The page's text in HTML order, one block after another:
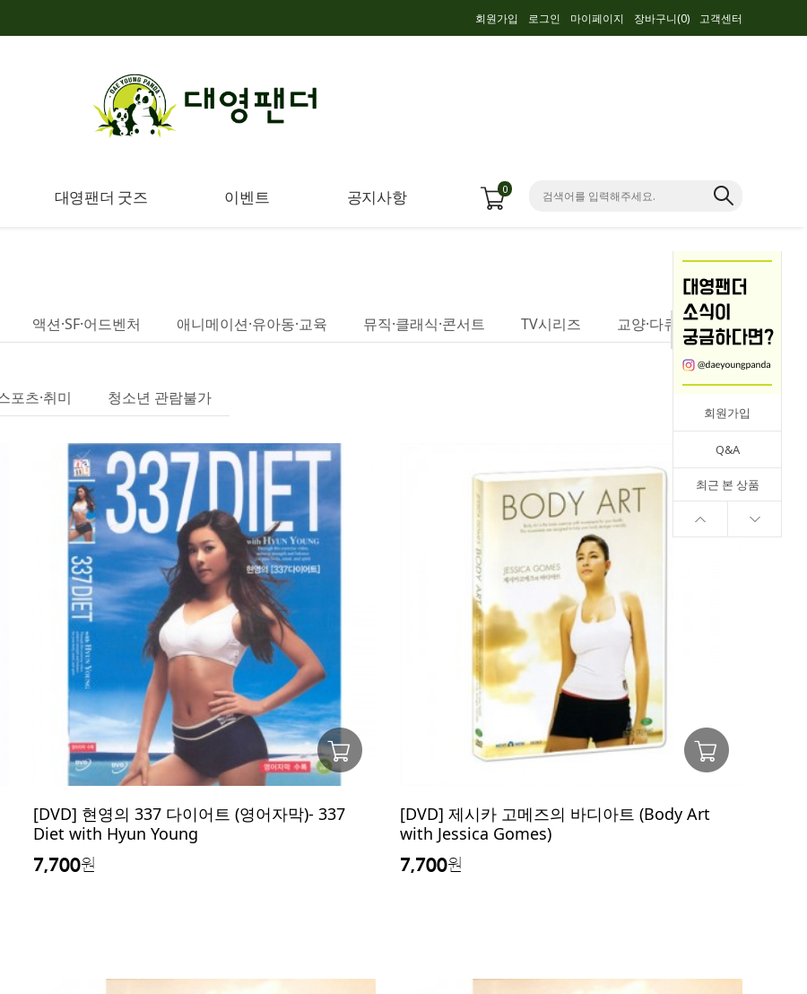
회원가입 로그인 마이페이지 장바구니(0) 고객센터
대영팬더 굿즈 이벤트 공지사항 0
회원가입
Q&A
최근 본 상품
액션·SF·어드벤처 애니메이션·유아동·교육 뮤직·클래식·콘서트 TV시리즈
교양·다큐멘터리
포츠·취미 청소년 관람불가
[DVD] 현영의 337 다이어트 (영어자막)- 337
Diet with Hyun Young
7,700원
[DVD] 제시카 고메즈의 바디아트 (Body Art
with Jessica Gomes)
7,700원